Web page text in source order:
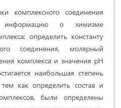
комплексного соединения
информацию о химизме
определить константу
соединения, молярный
комплекса и значения рН
наибольшая степень
как определить состав и
были определены